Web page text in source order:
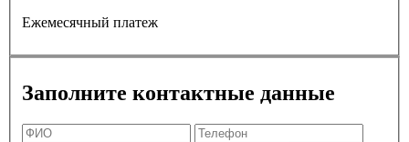
Ежемесячный платеж
Заполните контактные данные